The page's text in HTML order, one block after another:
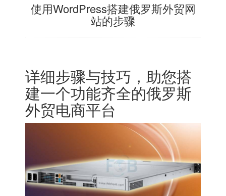
使用WordPress搭建俄罗斯外贸网
站的步骤
详细步骤与技巧，助您搭
建一个功能齐全的俄罗斯
外贸电商平台